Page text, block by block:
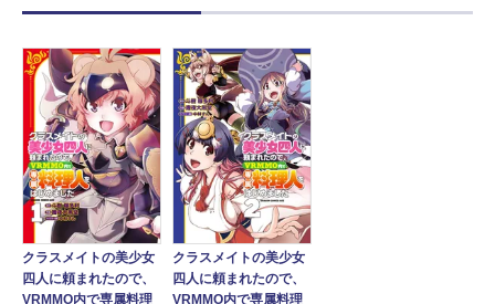
クラスメイトの美少女
四人に頼まれたので、
VRMMO内で専属料理
クラスメイトの美少女
四人に頼まれたので、
VRMMO内で専属料理